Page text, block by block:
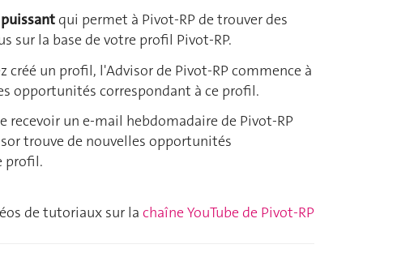
qui permet à Pivot-RP de trouver des
sur la base de votre profil Pivot-RP.
créé un profil, l'Advisor de Pivot-RP commence à
opportunités correspondant à ce profil.
recevoir un e-mail hebdomadaire de Pivot-RP
trouve de nouvelles opportunités
profil.
de tutoriaux sur la chaîne YouTube de Pivot-RP